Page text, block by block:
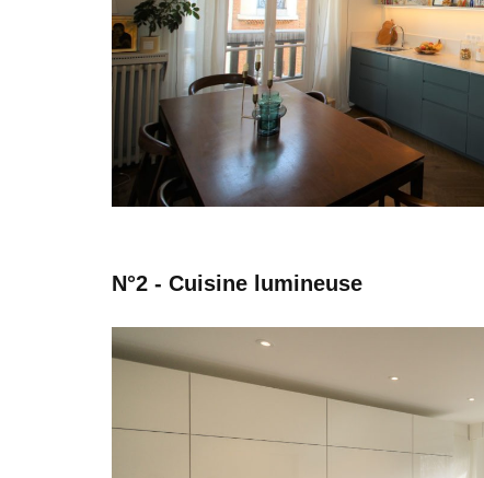
N°2 - Cuisine lumineuse